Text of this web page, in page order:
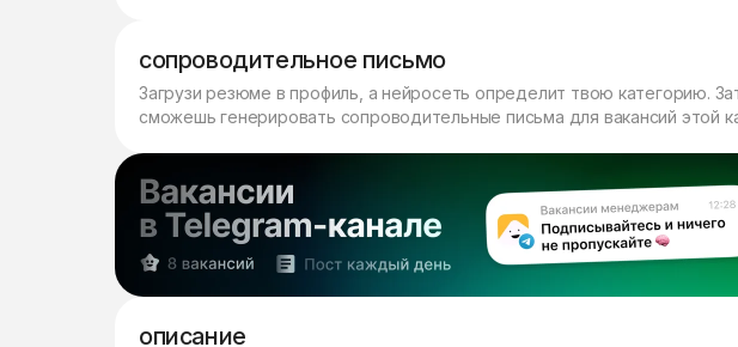
сопроводительное письмо
Загрузи резюме в профиль, а нейросеть определит твою категорию.
сможешь генерировать сопроводительные письма для вакансий этой
описание